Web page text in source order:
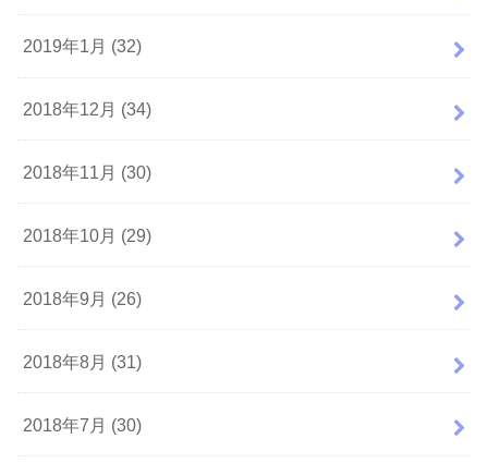
2019年1月 (32)
2018年12月 (34)
2018年11月 (30)
2018年10月 (29)
2018年9月 (26)
2018年8月 (31)
2018年7月 (30)